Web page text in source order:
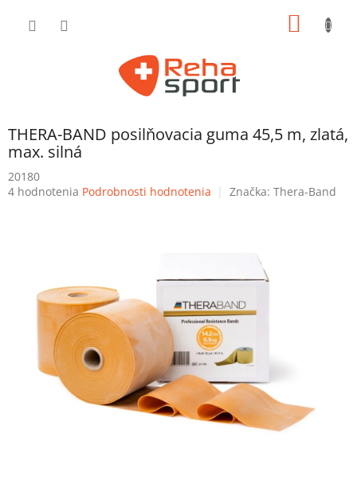
THERA-BAND posilňovacia guma 45,5 m, zlatá,
max. silná
20180
Priemerné
hviezdičiek.
4 hodnotenia Podrobnosti hodnotenia Značka: Thera-Band